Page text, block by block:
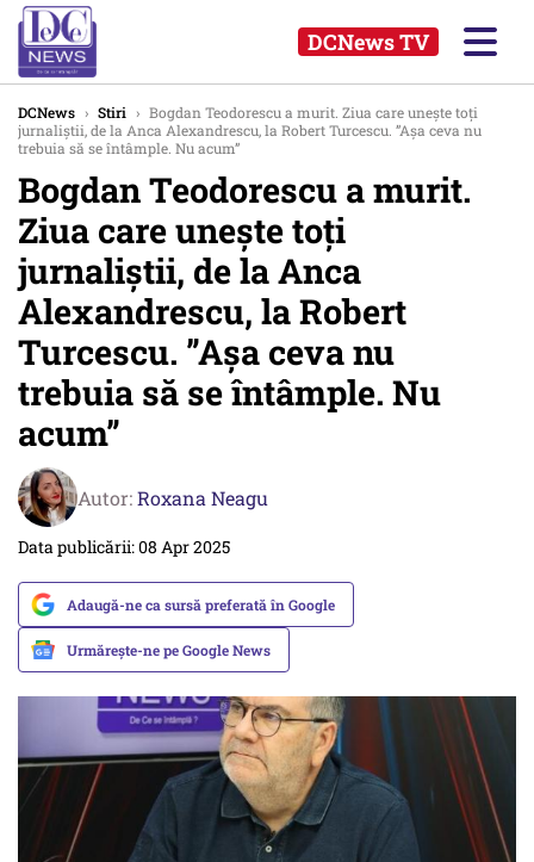
DCNews TV
DCNews › Stiri › Bogdan Teodorescu a murit. Ziua care unește toți
jurnaliștii, de la Anca Alexandrescu, la Robert Turcescu. ”Așa ceva nu
trebuia să se întâmple. Nu acum”
Bogdan Teodorescu a murit.
Ziua care unește toți
jurnaliștii, de la Anca
Alexandrescu, la Robert
Turcescu. ”Așa ceva nu
trebuia să se întâmple. Nu
acum”
Autor:Roxana Neagu
Data publicării: 08 Apr 2025
Adaugă-ne ca sursă preferată în Google
Urmărește-ne pe Google News